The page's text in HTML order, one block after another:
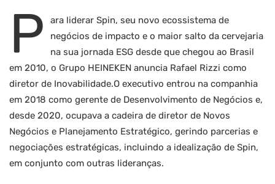
P
ara liderar Spin, seu novo ecossistema de
negócios de impacto e o maior salto da cervejaria
na sua jornada ESG desde que chegou ao Brasil
em 2010, o Grupo HEINEKEN anuncia Rafael Rizzi como
diretor de Inovabilidade.O executivo entrou na companhia
em 2018 como gerente de Desenvolvimento de Negócios e,
desde 2020, ocupava a cadeira de diretor de Novos
Negócios e Planejamento Estratégico, gerindo parcerias e
negociações estratégicas, incluindo a idealização de Spin,
em conjunto com outras lideranças.